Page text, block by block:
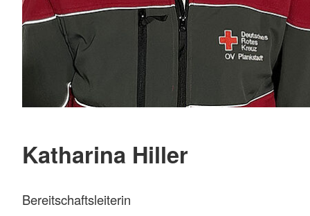
Katharina Hiller
Bereitschaftsleiterin